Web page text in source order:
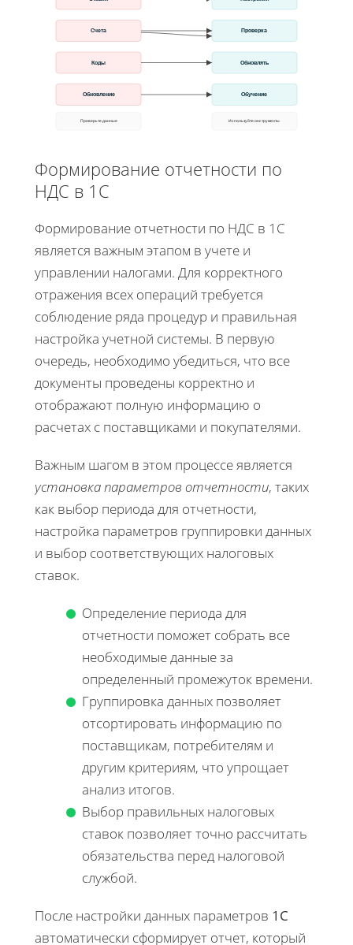
Счета
Коды
Обновление
Проверка
Обновлять
Обучение
Проверьте данные Используйте инструменты
Формирование отчетности по
НДС в 1С
Формирование отчетности по НДС в 1С
является важным этапом в учете и
управлении налогами. Для корректного
отражения всех операций требуется
соблюдение ряда процедур и правильная
настройка учетной системы. В первую
очередь, необходимо убедиться, что все
документы проведены корректно и
отображают полную информацию о
расчетах с поставщиками и покупателями.
Важным шагом в этом процессе является
установка параметров отчетности, таких
как выбор периода для отчетности,
настройка параметров группировки данных
и выбор соответствующих налоговых
ставок.
Определение периода для
отчетности поможет собрать все
необходимые данные за
определенный промежуток времени.
Группировка данных позволяет
отсортировать информацию по
поставщикам, потребителям и
другим критериям, что упрощает
анализ итогов.
Выбор правильных налоговых
ставок позволяет точно рассчитать
обязательства перед налоговой
службой.
После настройки данных параметров 1С
автоматически сформирует отчет, который